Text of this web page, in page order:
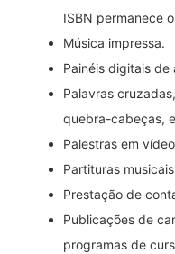
ISBN permanece
Música impressa.
Painéis digitais de
Palavras
quebra-cabeças,
Palestras em
Partituras
Prestação de
Publicações de
programas de